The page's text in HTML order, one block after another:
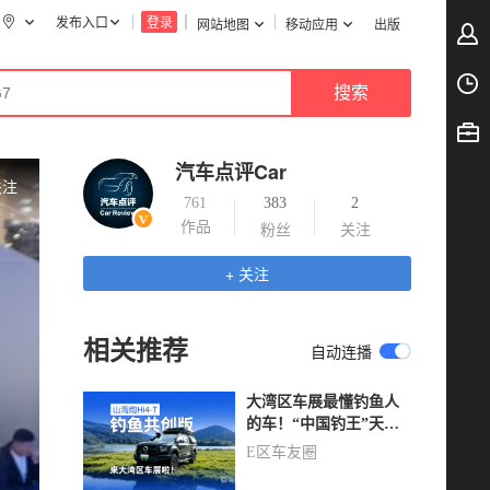
网站地图 移动应用 出版
登录
发布入口
汽车点评Car
761
作品
383
粉丝
2
关注
+ 关注
相关推荐 自动连播
大湾区车展最懂钓鱼人
的车！“中国钓王”天元
邓刚共创的山海炮Hi4-T
E区车友圈